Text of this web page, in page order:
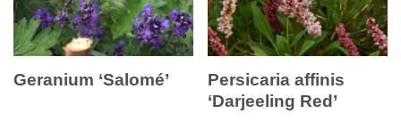
Geranium ‘Salomé’
Persicaria affinis
‘Darjeeling Red’